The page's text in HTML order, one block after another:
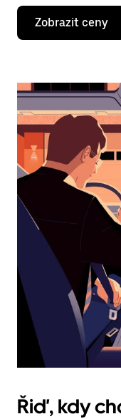
Stisknutím
klávesy
se
kalendář
vybrat
datum.
Stisknutím
klávesy
Esc
zavřeš
kalendář.
Zobrazit ceny
Řiď, kdy